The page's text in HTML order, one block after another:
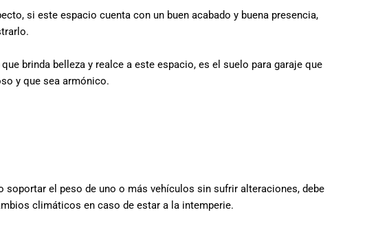
si este espacio cuenta con un buen acabado y buena presencia,
brinda belleza y realce a este espacio, es el suelo para garaje que
y que sea armónico.
el peso de uno o más vehículos sin sufrir alteraciones, debe
climáticos en caso de estar a la intemperie.